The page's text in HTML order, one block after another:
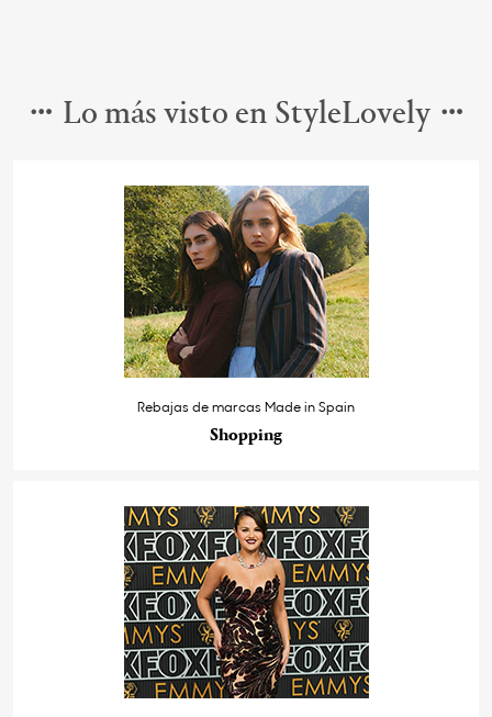
Lo más visto en StyleLovely
Rebajas de marcas Made in Spain
Shopping